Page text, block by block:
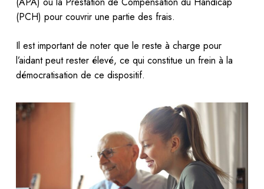
(PCH) pour couvrir une partie des frais.
Il est important de noter que le reste à charge pour
l’aidant peut rester élevé, ce qui constitue un frein à la
démocratisation de ce dispositif.